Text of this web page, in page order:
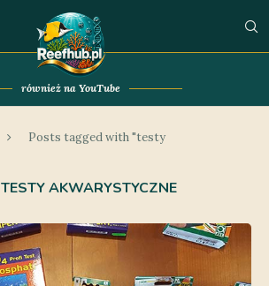
również na YouTube
Posts tagged with "testy
TESTY AKWARYSTYCZNE